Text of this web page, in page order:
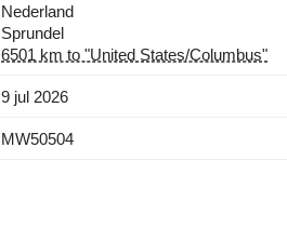
Nederland
Sprundel
6501 km to "United States/Columbus"
9 jul 2026
MW50504